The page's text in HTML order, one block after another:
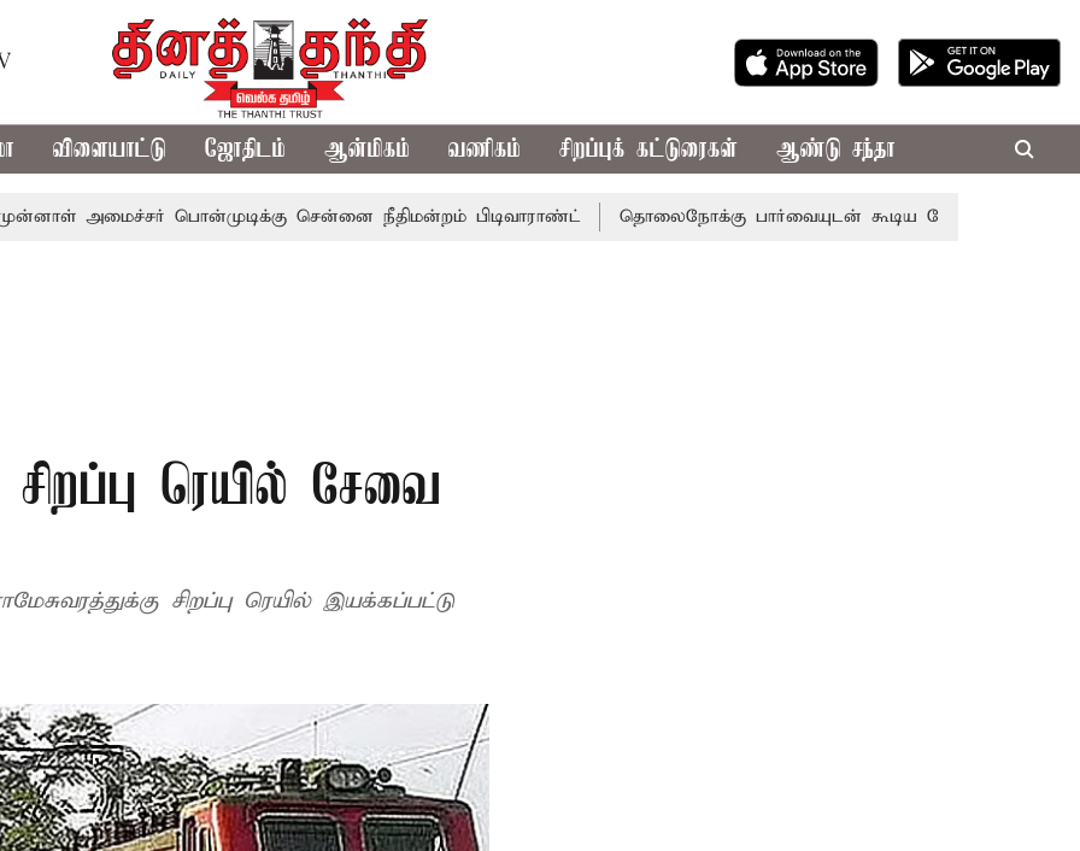
விளையாட்டு ஜோதிடம் ஆன்மிகம் வணிகம் சிறப்புக் கட்டுரைகள் ஆண்டு சந்தா
பொன்முடிக்கு சென்னை நீதிமன்றம் பிடிவாராண்ட் தொலைநோக்கு பார்வையுடன் கூடிய வேளாண் பட்ஜெட்: முதல்-
ரெயில் சேவை
சிறப்பு ரெயில் இயக்கப்பட்டு